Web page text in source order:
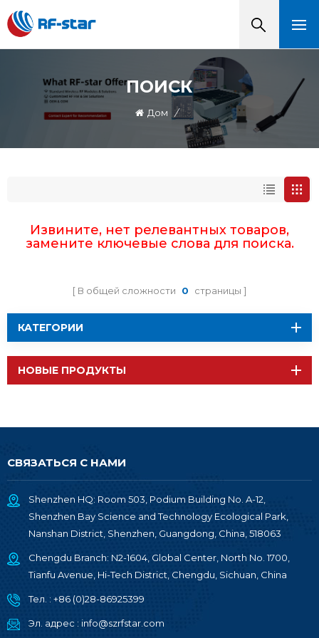
ПОИСК
Дом /
Извините, нет релевантных товаров,
замените ключевые слова для поиска.
В общей сложности 0 страницы
КАТЕГОРИИ
НОВЫЕ ПРОДУКТЫ
СВЯЗАТЬСЯ С НАМИ
Shenzhen HQ: Room 503, Podium Building No. A-12,
Shenzhen Bay Science and Technology Ecological Park,
Nanshan District, Shenzhen, Guangdong, China, 518063
Chengdu Branch: N2-1604, Global Center, North No. 1700,
Tianfu Avenue, Hi-Tech District, Chengdu, Sichuan, China
Тел. : +86 (0)28-86925399
Эл. адрес : info@szrfstar.com